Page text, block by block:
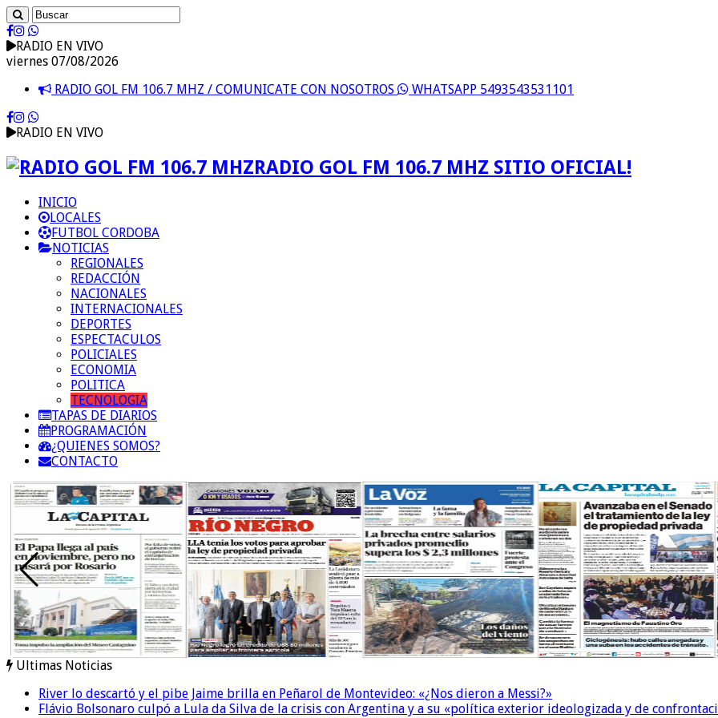
RADIO EN VIVO
viernes 07/08/2026
RADIO GOL FM 106.7 MHZ / COMUNICATE CON NOSOTROS
WHATSAPP 5493543531101
RADIO EN VIVO
RADIO GOL FM 106.7 MHZ SITIO OFICIAL!
INICIO
LOCALES
FUTBOL CORDOBA
NOTICIAS
REGIONALES
REDACCIÓN
NACIONALES
INTERNACIONALES
DEPORTES
ESPECTACULOS
POLICIALES
ECONOMIA
POLITICA
TECNOLOGIA
TAPAS DE DIARIOS
PROGRAMACIÓN
¿QUIENES SOMOS?
CONTACTO
Ultimas Noticias
River lo descartó y el pibe Jaime brilla en Peñarol de Montevideo: «¿Nos dieron a Messi?»
Flávio Bolsonaro culpó a Lula da Silva de la crisis con Argentina y a su «política exterior ideologizada y de